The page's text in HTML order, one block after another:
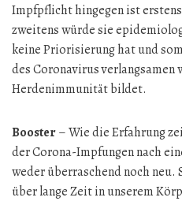
Impfpflicht hingegen ist
zweitens würde sie
keine Priorisierung hat und
des Coronavirus verlangsamen
Herdenimmunität bildet.
Booster– Wie die Erfahrung
der Corona-Impfungen nach
weder überraschend noch
über lange Zeit in unserem